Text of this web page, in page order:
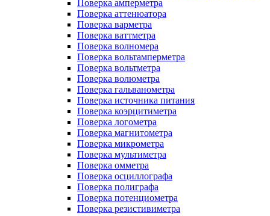
Поверка амперметра
Поверка аттенюатора
Поверка варметра
Поверка ваттметра
Поверка волномера
Поверка вольтамперметра
Поверка вольтметра
Поверка волюметра
Поверка гальванометра
Поверка источника питания
Поверка коэрцитиметра
Поверка логометра
Поверка магнитометра
Поверка микрометра
Поверка мультиметра
Поверка омметра
Поверка осциллографа
Поверка полиграфа
Поверка потенциометра
Поверка резистивиметра